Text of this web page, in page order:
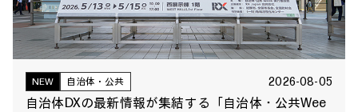
NEW 自治体・公共 2026-08-05
自治体DXの最新情報が集結する「自治体・公共Wee